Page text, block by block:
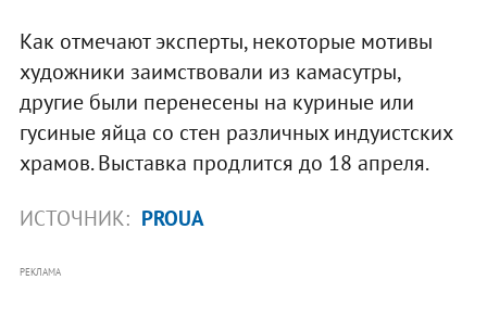
Как отмечают эксперты, некоторые мотивы
художники заимствовали из камасутры,
другие были перенесены на куриные или
гусиные яйца со стен различных индуистских
храмов. Выставка продлится до 18 апреля.
ИСТОЧНИК: PROUA
РЕКЛАМА